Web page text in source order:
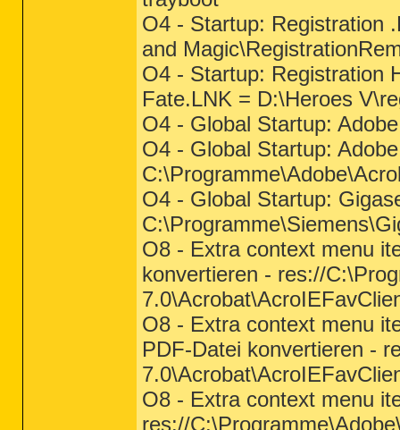
O4 - Startup: Registration
and
O4 - Startup: Registration
Fate.LNK = D:\Heroes
O4 - Global Startup:
O4 - Global Startup:
O4 - Global Startup:
O8 - Extra context menu
konvertieren - res://
O8 - Extra context menu
PDF-Datei konvertieren -
O8 - Extra context menu
res://